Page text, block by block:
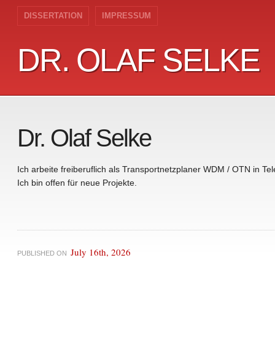
DISSERTATION IMPRESSUM
DR. OLAF SELKE
DR. OLAF SELKE
Dr. Olaf Selke
Ich arbeite freiberuflich als Transportnetzplaner WDM / OTN in
Ich bin offen für neue Projekte.
PUBLISHED ON July 16th, 2026